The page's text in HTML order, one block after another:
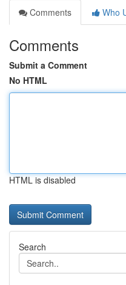
Comments
Who
Comments
Submit a Comment
No HTML
HTML is disabled
Search